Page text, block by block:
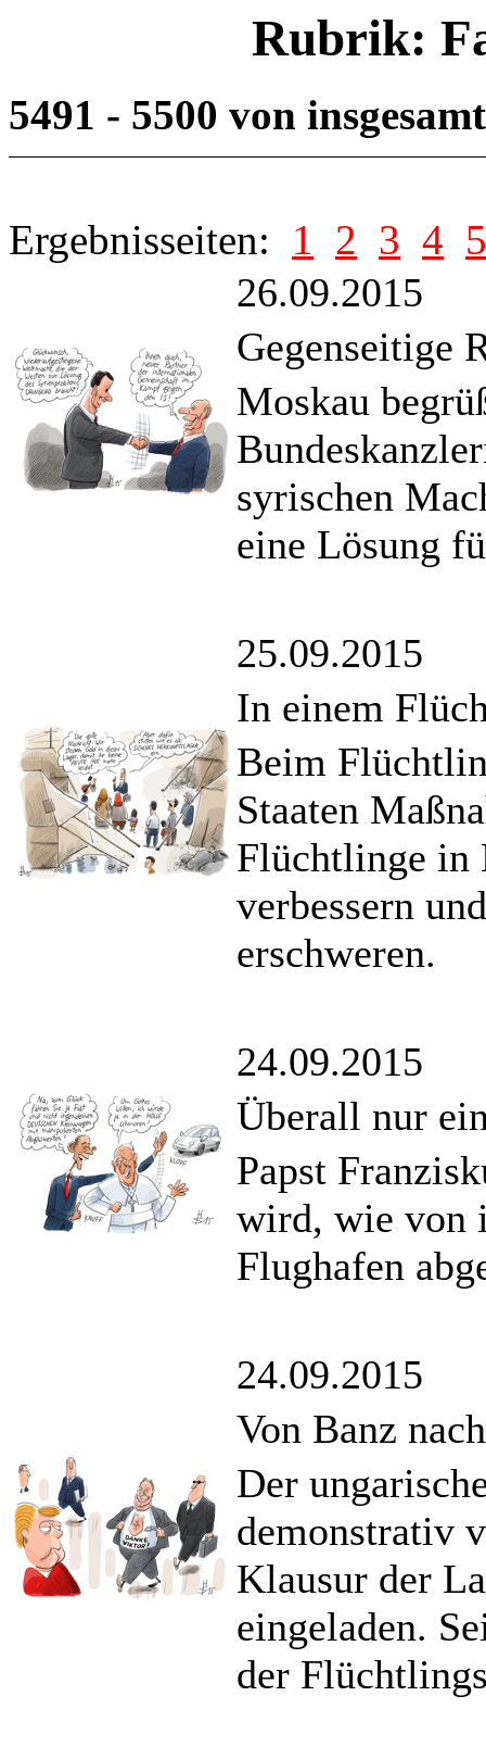
Rubrik:
5491 - 5500 von
Ergebnisseiten: 1 2 3 4 5
26.09.2015
Gegenseitige
Moskau
syrischen
eine Lösung
25.09.2015
In einem
Beim
Staaten
Flüchtlinge in
verbessern
erschweren.
24.09.2015
Überall nur
Papst
wird, wie von
Flughafen
24.09.2015
Von Banz
Der
demonstrativ
Klausur der
eingeladen.
der